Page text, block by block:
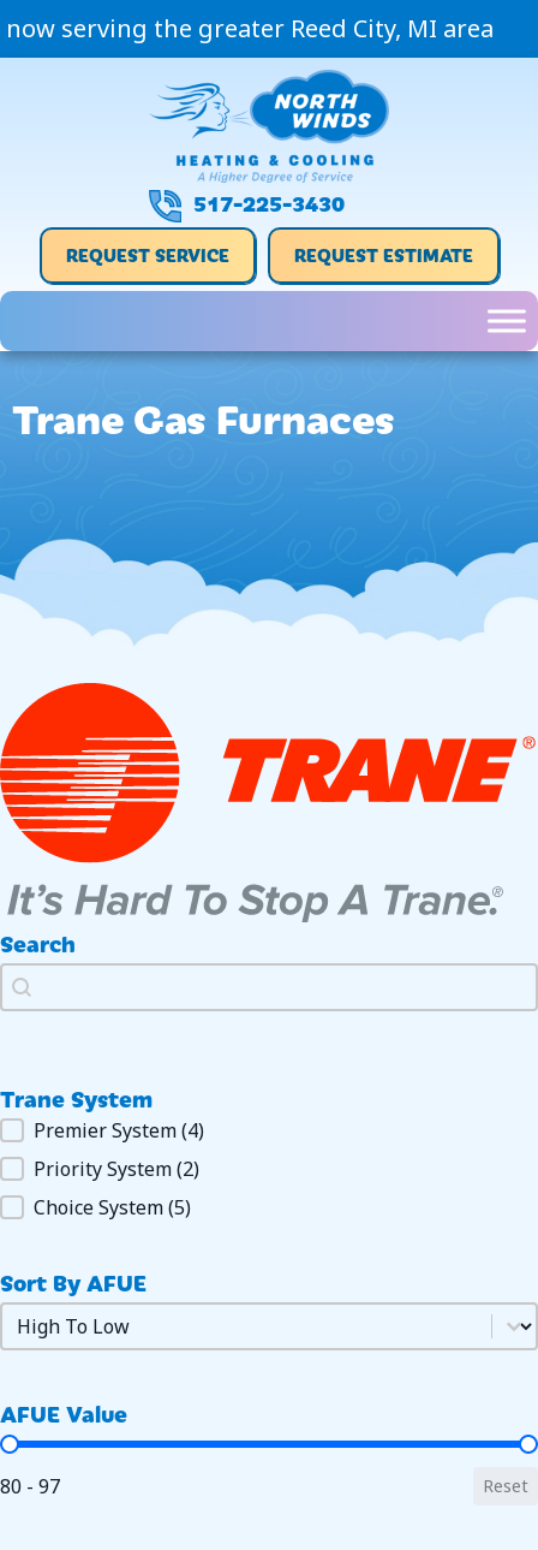
Skip
to
Skip
to
Site
map
now serving the greater Reed City, MI area
517-225-3430
REQUEST SERVICE REQUEST ESTIMATE
Trane Gas Furnaces
Search
Search
Search
Trane System
Trane System
Premier System(4)
Priority System(2)
Choice System(5)
Sort By AFUE
Sort by AFUE
Sort by AFUE
AFUE Value
AFUE Value
80 - 97 Reset